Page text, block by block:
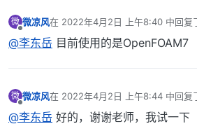
微
离线
微凉风在 2022年4月2日 上午8:40 中回复
最后由 编辑
@李东岳 目前使用的是OpenFOAM7
微
离线
微凉风在 2022年4月2日 上午8:44 中回复
最后由 编辑
@李东岳 好的，谢谢老师，我试一下